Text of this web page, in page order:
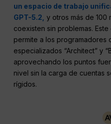
un espacio de trabajo
GPT-5.2, y otros más de 100
coexisten sin problemas.
permite a los programadores
especializados “Architect” y
aprovechando los puntos
nivel sin la carga de cuentas
rígidos.